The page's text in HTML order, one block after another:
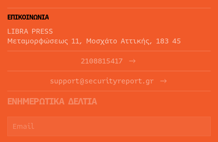
ΕΠΙΚΟΙΝΩΝΙΑ
LIBRA PRESS
Μεταμορφώσεως 11, Μοσχάτο Αττικής, 183 45
2108815417
support@securityreport.gr
ΕΝΗΜΕΡΩΤΙΚΑ ΔΕΛΤΙΑ